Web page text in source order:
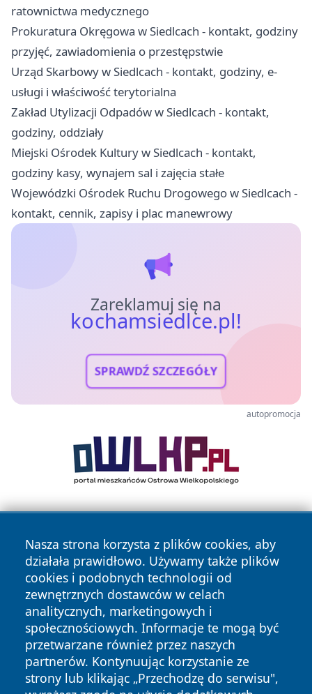
ratownictwa medycznego
Prokuratura Okręgowa w Siedlcach - kontakt, godziny
przyjęć, zawiadomienia o przestępstwie
Urząd Skarbowy w Siedlcach - kontakt, godziny, e-
usługi i właściwość terytorialna
Zakład Utylizacji Odpadów w Siedlcach - kontakt,
godziny, oddziały
Miejski Ośrodek Kultury w Siedlcach - kontakt,
godziny kasy, wynajem sal i zajęcia stałe
Wojewódzki Ośrodek Ruchu Drogowego w Siedlcach -
kontakt, cennik, zapisy i plac manewrowy
Zareklamuj się na
kochamsiedlce.pl!
SPRAWDŹ SZCZEGÓŁY
autopromocja
Nasza strona korzysta z plików cookies, aby
działała prawidłowo. Używamy także plików
cookies i podobnych technologii od
zewnętrznych dostawców w celach
analitycznych, marketingowych i
społecznościowych. Informacje te mogą być
przetwarzane również przez naszych
partnerów. Kontynuując korzystanie ze
strony lub klikając „Przechodzę do serwisu",
Copyright © 2026 kochamsiedlce.pl Wszystkie prawa
zastrzeżone.
News Autorzy
Polityka
Prywatności
Polityka
Cookies